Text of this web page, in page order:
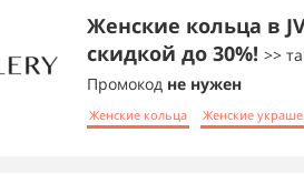
Женские кольца в JV
скидкой до 30%! >>
Промокод не нужен
Женские кольца Женские